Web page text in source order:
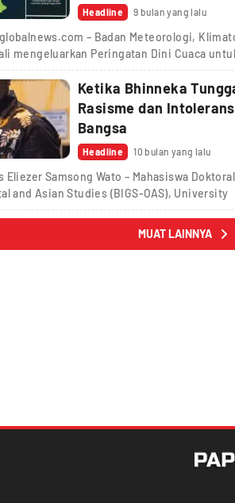
Headline 9 bulan yang lalu
– Badan Meteorologi,
mengeluarkan Peringatan Dini Cuaca
Ketika Bhinneka
Rasisme dan
Bangsa
Headline 10 bulan yang lalu
Eliezer Samsong Wato – Mahasiswa
and Asian Studies (BIGS-OAS), University
MUAT LAINNYA